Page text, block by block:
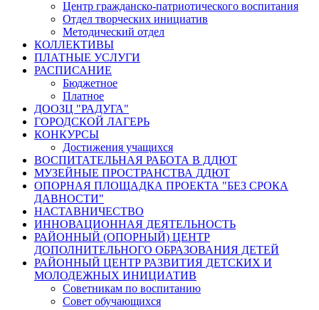
Центр гражданско-патриотического воспитания
Отдел творческих инициатив
Методический отдел
КОЛЛЕКТИВЫ
ПЛАТНЫЕ УСЛУГИ
РАСПИСАНИЕ
Бюджетное
Платное
ДООЗЦ "РАДУГА"
ГОРОДСКОЙ ЛАГЕРЬ
КОНКУРСЫ
Достижения учащихся
ВОСПИТАТЕЛЬНАЯ РАБОТА В ДДЮТ
МУЗЕЙНЫЕ ПРОСТРАНСТВА ДДЮТ
ОПОРНАЯ ПЛОЩАДКА ПРОЕКТА "БЕЗ СРОКА
ДАВНОСТИ"
НАСТАВНИЧЕСТВО
ИННОВАЦИОННАЯ ДЕЯТЕЛЬНОСТЬ
РАЙОННЫЙ (ОПОРНЫЙ) ЦЕНТР
ДОПОЛНИТЕЛЬНОГО ОБРАЗОВАНИЯ ДЕТЕЙ
РАЙОННЫЙ ЦЕНТР РАЗВИТИЯ ДЕТСКИХ И
МОЛОДЕЖНЫХ ИНИЦИАТИВ
Советникам по воспитанию
Совет обучающихся